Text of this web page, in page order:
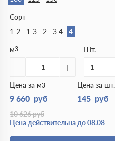
Сорт
1-2
1-3 2 3-4 4
м3
- +
Шт.
Цена за м3
9 660 руб
Цена за шт.
145 руб
10 626руб
Цена действительна до 08.08